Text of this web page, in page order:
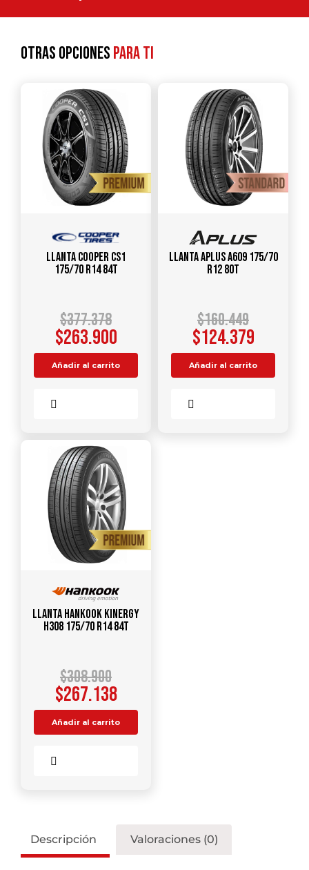
Otras opcionespara ti
Llanta COOPER CS1
175/70 R14 84T
$377.378
$263.900
Añadir al carrito
Llanta APLUS A609 175/70
R12 80T
$160.449
$124.379
Añadir al carrito
Llanta HANKOOK Kinergy
H308 175/70 R14 84T
$308.900
$267.138
Añadir al carrito
Descripción Valoraciones (0)